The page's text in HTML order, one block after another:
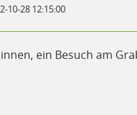
10-28 12:15:00
ein Besuch am